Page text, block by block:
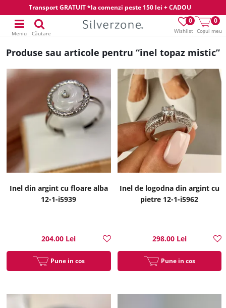
Transport GRATUIT *la comenzi peste 150 lei + CADOU
Wishlist
0
Coșul meu
0
Meniu Căutare
Produse sau articole pentru “inel topaz mistic”
Inel din argint cu floare alba
12-1-i5939
204.00 Lei
Pune in cos
Inel de logodna din argint cu
pietre 12-1-i5962
298.00 Lei
Pune in cos